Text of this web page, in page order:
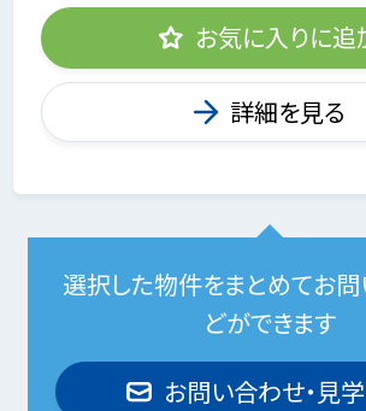
お気に入りに追
詳細を見る
選択した物件をまとめてお
どができます
お問い合わせ・見